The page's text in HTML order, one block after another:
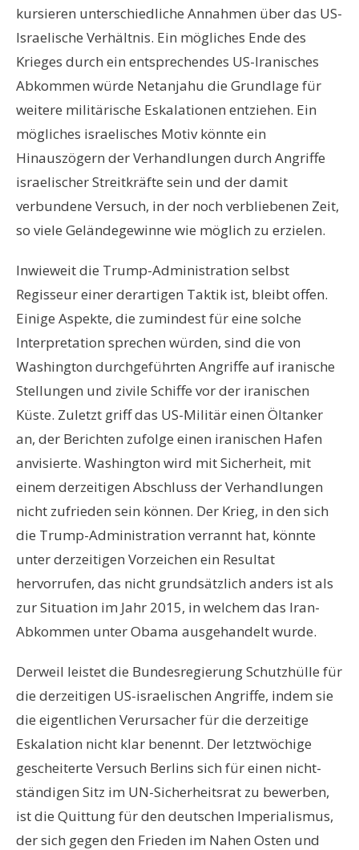
kursieren unterschiedliche Annahmen über das US-
Israelische Verhältnis. Ein mögliches Ende des
Krieges durch ein entsprechendes US-Iranisches
Abkommen würde Netanjahu die Grundlage für
weitere militärische Eskalationen entziehen. Ein
mögliches israelisches Motiv könnte ein
Hinauszögern der Verhandlungen durch Angriffe
israelischer Streitkräfte sein und der damit
verbundene Versuch, in der noch verbliebenen Zeit,
so viele Geländegewinne wie möglich zu erzielen.
Inwieweit die Trump-Administration selbst
Regisseur einer derartigen Taktik ist, bleibt offen.
Einige Aspekte, die zumindest für eine solche
Interpretation sprechen würden, sind die von
Washington durchgeführten Angriffe auf iranische
Stellungen und zivile Schiffe vor der iranischen
Küste. Zuletzt griff das US-Militär einen Öltanker
an, der Berichten zufolge einen iranischen Hafen
anvisierte. Washington wird mit Sicherheit, mit
einem derzeitigen Abschluss der Verhandlungen
nicht zufrieden sein können. Der Krieg, in den sich
die Trump-Administration verrannt hat, könnte
unter derzeitigen Vorzeichen ein Resultat
hervorrufen, das nicht grundsätzlich anders ist als
zur Situation im Jahr 2015, in welchem das Iran-
Abkommen unter Obama ausgehandelt wurde.
Derweil leistet die Bundesregierung Schutzhülle für
die derzeitigen US-israelischen Angriffe, indem sie
die eigentlichen Verursacher für die derzeitige
Eskalation nicht klar benennt. Der letztwöchige
gescheiterte Versuch Berlins sich für einen nicht-
ständigen Sitz im UN-Sicherheitsrat zu bewerben,
ist die Quittung für den deutschen Imperialismus,
der sich gegen den Frieden im Nahen Osten und